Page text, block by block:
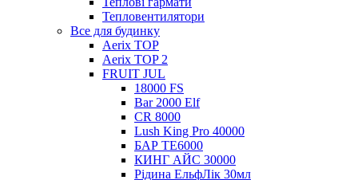
Тепловентилятори
Все для будинку
Aerix TOP
Aerix TOP 2
FRUIT JUL
18000 FS
Bar 2000 Elf
CR 8000
Lush King Pro 40000
БАР ТЕ6000
КИНГ АЙС 30000
Рідина ЕльфЛік 30мл